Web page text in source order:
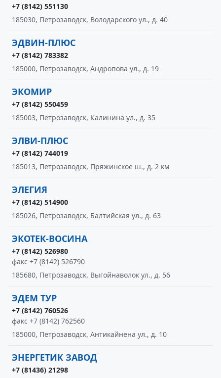
+7 (8142) 551130
185030, Петрозаводск, Володарского ул., д. 40
ЭДВИН-ПЛЮС
+7 (8142) 783382
185000, Петрозаводск, Андропова ул., д. 19
ЭКОМИР
+7 (8142) 550459
185003, Петрозаводск, Калинина ул., д. 35
ЭЛВИ-ПЛЮС
+7 (8142) 744019
185013, Петрозаводск, Пряжинское ш., д. 2 км
ЭЛЕГИЯ
+7 (8142) 514900
185026, Петрозаводск, Балтийская ул., д. 63
ЭКОТЕК-ВОСИНА
+7 (8142) 526980
факс +7 (8142) 526790
185680, Петрозаводск, Выгойнаволок ул., д. 56
ЭДЕМ ТУР
+7 (8142) 760526
факс +7 (8142) 762560
185000, Петрозаводск, Антикайнена ул., д. 10
ЭНЕРГЕТИК ЗАВОД
+7 (81436) 21298